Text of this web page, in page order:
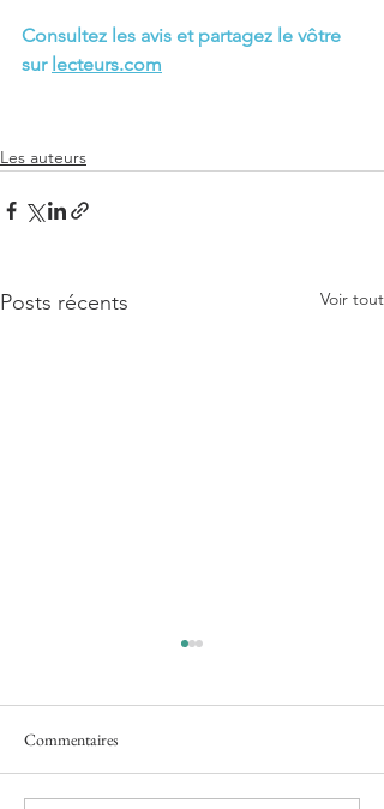
Consultez les avis et partagez le vôtre
sur lecteurs.com
Les auteurs
Posts récents Voir tout
Commentaires